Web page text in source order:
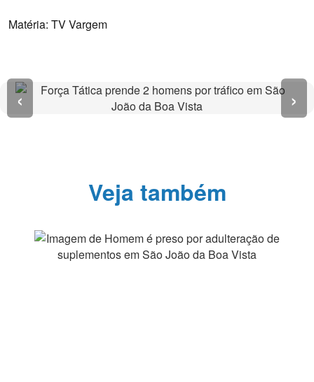
Matéria: TV Vargem
‹ ›
Veja também